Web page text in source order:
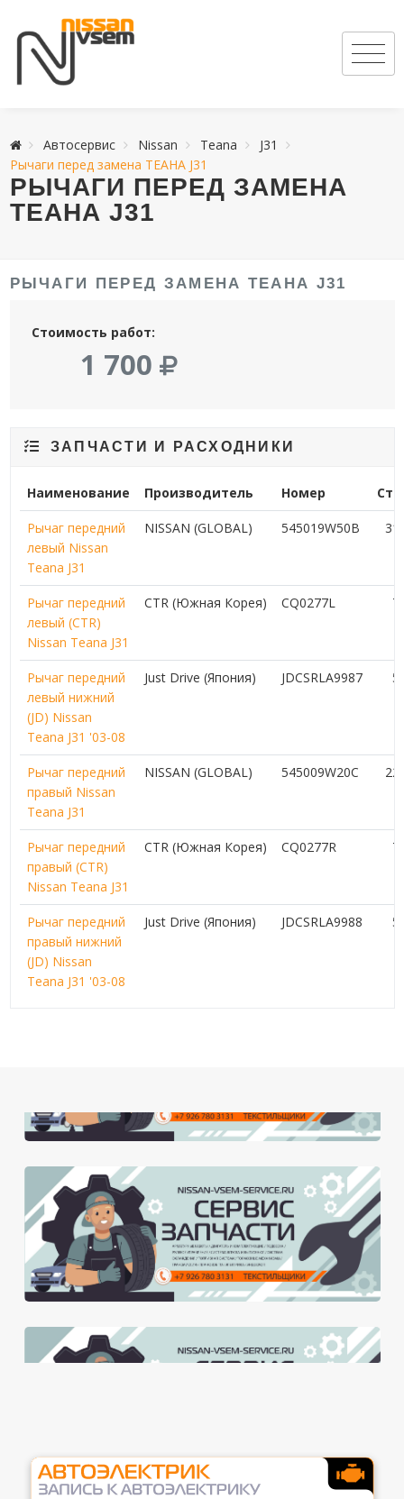
Автосервис Nissan Teana
J31
Рычаги перед замена ТЕАНА J31
РЫЧАГИ ПЕРЕД ЗАМЕНА
ТЕАНА J31
РЫЧАГИ ПЕРЕД ЗАМЕНА ТЕАНА J31
Стоимость работ:
1 700
ЗАПЧАСТИ И РАСХОДНИКИ
Наименование Производитель Номер
Рычаг передний
левый Nissan
Teana J31
NISSAN (GLOBAL) 545019W50B
Рычаг передний
левый (CTR)
Nissan Teana J31
CTR (Южная Корея) CQ0277L 7
Рычаг передний
левый нижний
(JD) Nissan
Teana J31 '03-08
Just Drive (Япония) JDCSRLA9987 5
Рычаг передний
правый Nissan
Teana J31
NISSAN (GLOBAL) 545009W20C
Рычаг передний
правый (CTR)
Nissan Teana J31
CTR (Южная Корея) CQ0277R 7
Рычаг передний
правый нижний
(JD) Nissan
Teana J31 '03-08
Just Drive (Япония) JDCSRLA9988 5